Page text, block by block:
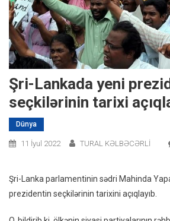
Şri-Lankada yeni
seçkilərinin tarixi
Dünya
11 İyul 2022 TURAL KƏLBƏCƏRLİ
Şri-Lanka parlamentinin sədri Mahinda
prezidentin seçkilərinin tarixini açıqlayıb.